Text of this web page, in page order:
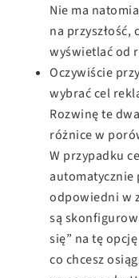
Nie ma
na przyszłość,
wyświetlać od
Oczywiście
wybrać cel
Rozwinę te
różnice w
W przypadku
automatycznie
odpowiedni w
są
się” na tę
co chcesz